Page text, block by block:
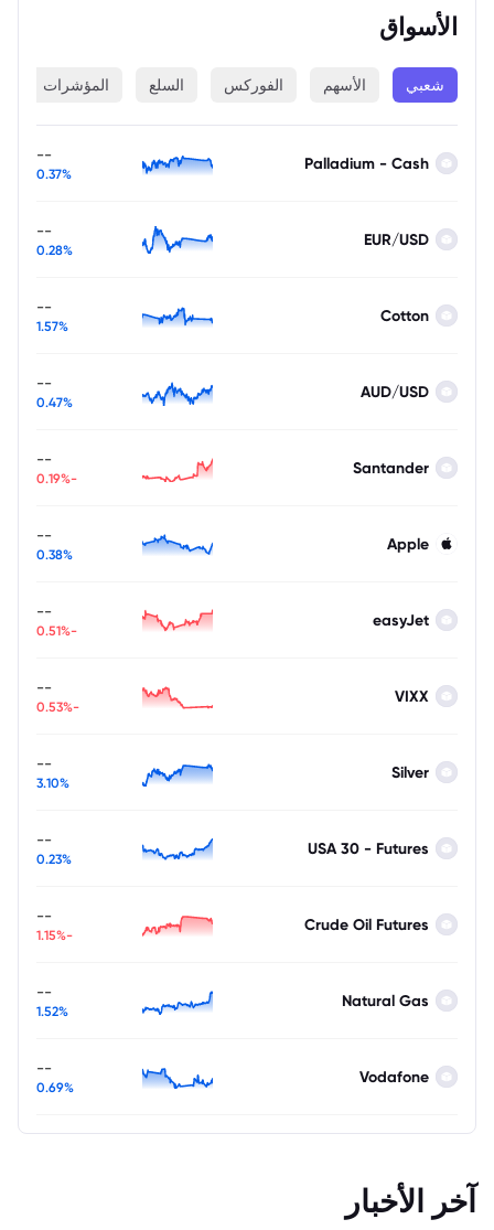
الأسواق
شعبي الأسهم الفوركس السلع المؤشرات
Palladium - Cash
--
0.37%
EUR/USD
--
0.28%
Cotton
--
1.57%
AUD/USD
--
0.47%
Santander
--
-0.19%
Apple
--
0.38%
easyJet
--
-0.51%
VIXX
--
-0.53%
Silver
--
3.10%
USA 30 - Futures
--
0.23%
Crude Oil Futures
--
-1.15%
Natural Gas
--
1.52%
Vodafone
--
0.69%
آخر الأخبار